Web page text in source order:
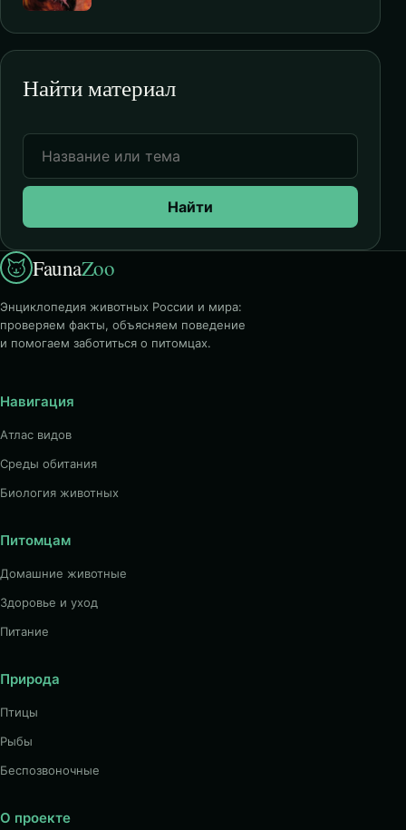
Найти материал
Найти
FaunaZoo
Энциклопедия животных России и мира:
проверяем факты, объясняем поведение
и помогаем заботиться о питомцах.
Навигация
Атлас видов
Среды обитания
Биология животных
Питомцам
Домашние животные
Здоровье и уход
Питание
Природа
Птицы
Рыбы
Беспозвоночные
О проекте